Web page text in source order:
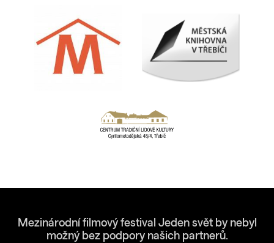
Mezinárodní filmový festival Jeden svět by nebyl
možný bez podpory našich partnerů.